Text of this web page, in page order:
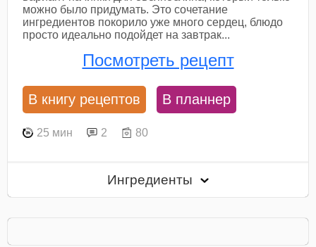
можно было придумать. Это сочетание
ингредиентов покорило уже много сердец, блюдо
просто идеально подойдет на завтрак...
Посмотреть рецепт
В книгу рецептов В планнер
25 мин 2 80
Ингредиенты